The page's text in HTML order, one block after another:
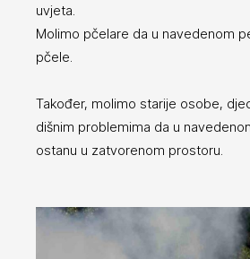
uvjeta.
Molimo pčelare da u navedenom
pčele.
Također, molimo starije osobe,
dišnim problemima da u
ostanu u zatvorenom prostoru.